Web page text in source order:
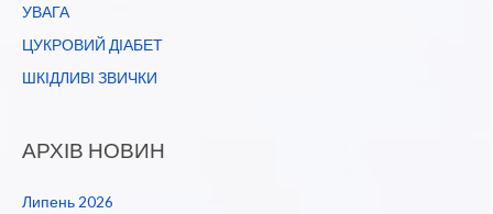
УВАГА
ЦУКРОВИЙ ДІАБЕТ
ШКІДЛИВІ ЗВИЧКИ
АРХІВ НОВИН
Липень 2026